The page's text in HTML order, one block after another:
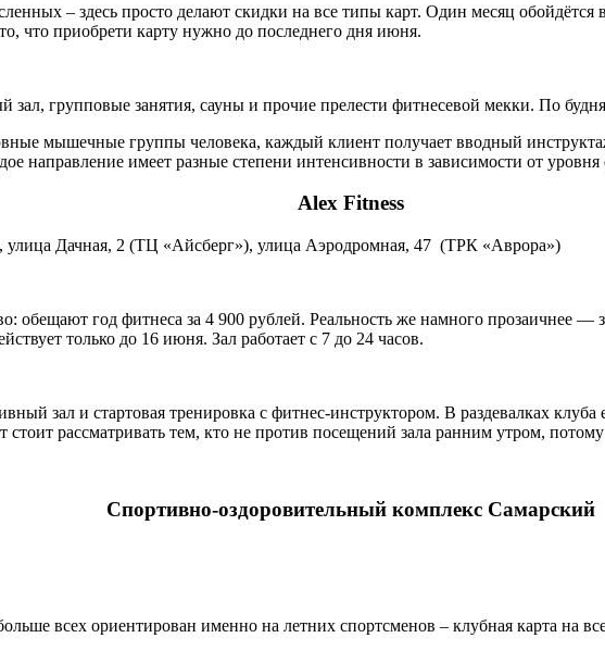
– здесь просто делают скидки на все типы карт. Один месяц обойдётся
что приобрети карту нужно до последнего дня июня.
зал, групповые занятия, сауны и прочие прелести фитнесевой мекки. По
мышечные группы человека, каждый клиент получает вводный
направление имеет разные степени интенсивности в зависимости от
Alex Fitness
Дачная, 2 (ТЦ «Айсберг»), улица Аэродромная, 47 (ТРК «Аврора»)
обещают год фитнеса за 4 900 рублей. Реальность же намного прозаичнее —
только до 16 июня. Зал работает с 7 до 24 часов.
зал и стартовая тренировка с фитнес-инструктором. В раздевалках
рассматривать тем, кто не против посещений зала ранним утром, потому
Спортивно-оздоровительный комплекс Самарский
всех ориентирован именно на летних спортсменов – клубная карта на